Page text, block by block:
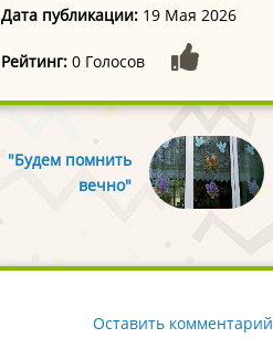
Дата публикации: 19 Мая 2026
Рейтинг: 0 Голосов
"Будем помнить
вечно"
Оставить комментарий